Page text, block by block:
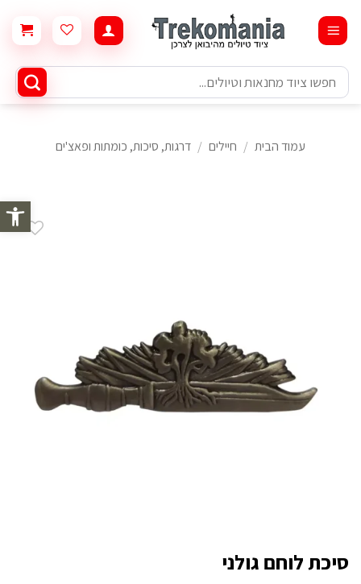
פתח
content
חיפוש
עבור:
עמוד הבית / חיילים / דרגות, סיכות, כומתות ופאצ'ים
סיכת לוחם גולני